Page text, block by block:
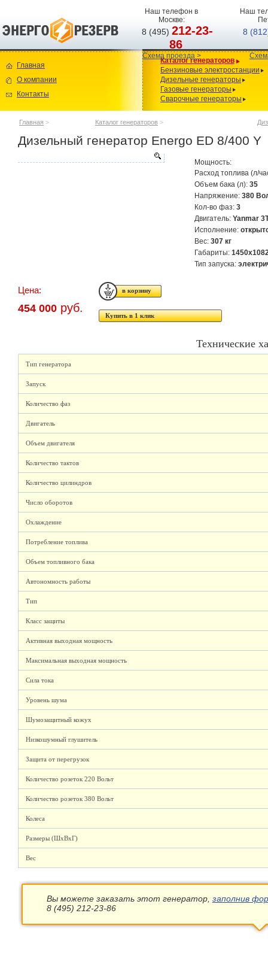
Наш телефон в
Москве:
8 (495)212-23-
86
Схема проезда >
Наш
8
Главная
О компании
Контакты
Каталог генераторов
Бензиновые электростанции
Дизельные генераторы
Газовые генераторы
Сварочные генераторы
Главная > Каталог генераторов >
Дизельный генератор Energo ED 8/400 Y
Мощность:
Расход топлива (л/
Объем бака (л): 35
Напряжение: 380
Кол-во фаз: 3
Двигатель: Yanmar
Исполнение:
Вес: 307 кг
Габариты:
Тип запуска:
Цена:
454 000 руб.
Купить в 1 клик
Технические
Тип генератора
Запуск
Количество фаз
Двигатель
Объем двигателя
Количество тактов
Количество цилиндров
Число оборотов
Охлаждение
Потребление топлива
Объем топливного бака
Автономность работы
Тип
Класс защиты
Активная выходная мощность
Максимальная выходная мощность
Сила тока
Уровень шума
Шумозащитный кожух
Низкошумный глушитель
Защита от перегрузок
Количество розеток 220 Вольт
Количество розеток 380 Вольт
Колеса
Размеры (ШхВхГ)
Вес
Вы можете заказать этот генератор, заполнив
8 (495) 212-23-86